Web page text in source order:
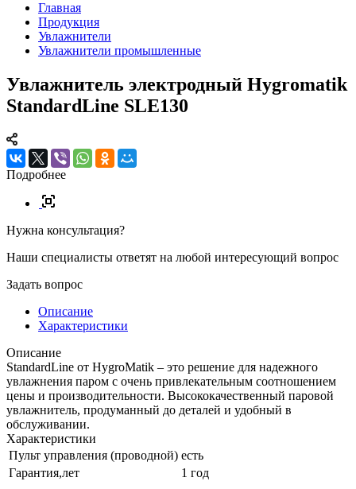
Главная
Продукция
Увлажнители
Увлажнители промышленные
Увлажнитель электродный Hygromatik
StandardLine SLE130
Подробнее
Нужна консультация?
Наши специалисты ответят на любой интересующий вопрос
Задать вопрос
Описание
Характеристики
Описание
StandardLine от HygroMatik – это решение для надежного
увлажнения паром с очень привлекательным соотношением
цены и производительности. Высококачественный паровой
увлажнитель, продуманный до деталей и удобный в
обслуживании.
Характеристики
Пульт управления (проводной) есть
Гарантия,лет
1 год